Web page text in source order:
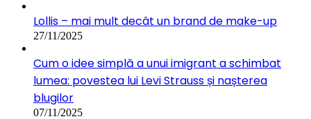
Lollis – mai mult decât un brand de make-up
27/11/2025
Cum o idee simplă a unui imigrant a schimbat
lumea: povestea lui Levi Strauss și nașterea
blugilor
07/11/2025